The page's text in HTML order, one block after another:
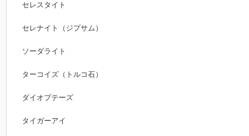
セレスタイト
セレナイト（ジプサム）
ソーダライト
ターコイズ（トルコ石）
ダイオプテーズ
タイガーアイ